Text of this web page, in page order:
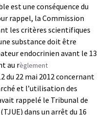
est une conséquence du
rappel, la Commission
les critères scientifiques
substance doit être
endocrinien avant le 13
au règlement
du 22 mai 2012 concernant
et l’utilisation des
rappelé le Tribunal de
dans un arrêt du 16